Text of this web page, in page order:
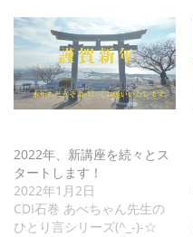
2022年、新講座を続々とス
タートします！
2022年1月2日
CDI石巻 あべちゃん先生の
ひとり言シリーズ(^_-)-☆